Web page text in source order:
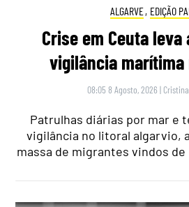
ALGARVE, EDIÇÃO
Crise em Ceuta
vigilância marítima
08:05 8 Agosto, 2026 |
Patrulhas diárias por mar e
vigilância no litoral algarvio,
massa de migrantes vindos